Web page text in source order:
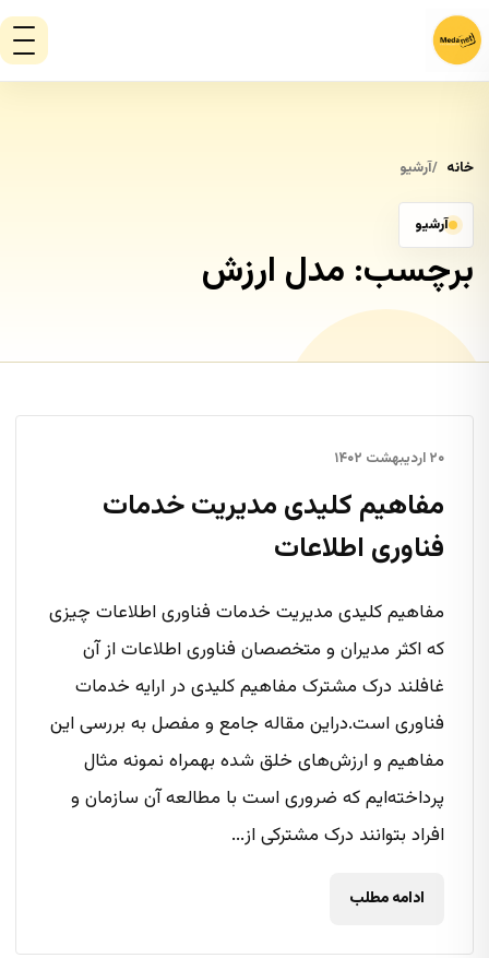
خانه آرشیو
آرشیو
برچسب: مدل ارزش
۲۰ اردیبهشت ۱۴۰۲
مفاهیم کلیدی مدیریت خدمات
فناوری اطلاعات
مفاهیم کلیدی مدیریت خدمات فناوری اطلاعات چیزی
که اکثر مدیران و متخصصان فناوری اطلاعات از آن
غافلند درک مشترک مفاهیم کلیدی در ارایه خدمات
فناوری است.دراین مقاله جامع و مفصل به بررسی این
مفاهیم و ارزش‌های خلق شده بهمراه نمونه مثال
پرداخته‌ایم که ضروری است با مطالعه آن سازمان و
افراد بتوانند درک مشترکی از...
ادامه مطلب